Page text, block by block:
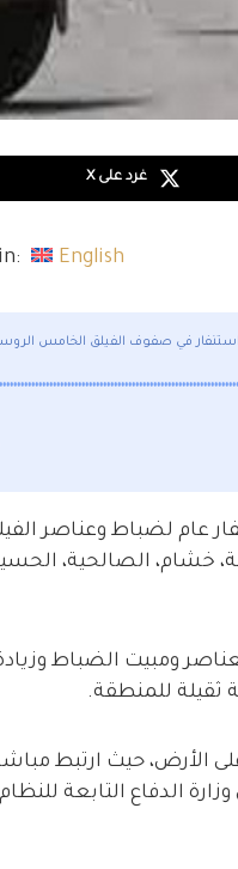
غرد على X
English
استنفار في صفوف الفيلق الخامس
باستنفار عام لضباط
خشام، الصالحية،
ومبيت الضباط وزيادة
للمنطقة.
الأرض، حيث ارتبط
الدفاع التابعة